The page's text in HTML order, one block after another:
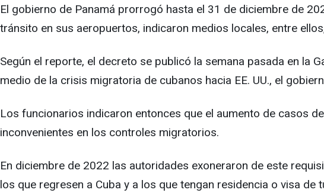
El gobierno de Panamá prorrogó hasta el 31 de diciembre de
tránsito en sus aeropuertos, indicaron medios locales, entre
Según el reporte, el decreto se publicó la semana pasada en la
medio de la crisis migratoria de cubanos hacia EE. UU., el
Los funcionarios indicaron entonces que el aumento de casos
inconvenientes en los controles migratorios.
En diciembre de 2022 las autoridades exoneraron de este
los que regresen a Cuba y a los que tengan residencia o visa